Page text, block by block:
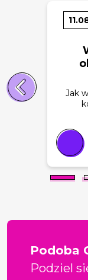
Jak
Podoba
Podziel